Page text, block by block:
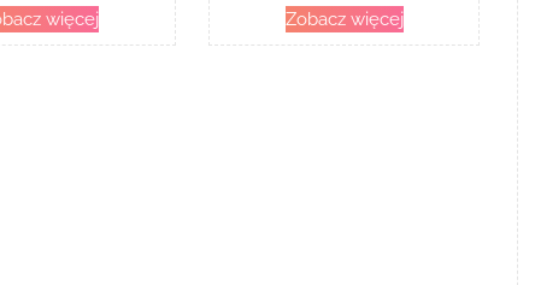
więcej
Zobacz więcej